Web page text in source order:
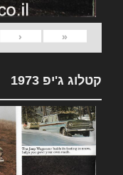
«
‹
קטלוג ג'יפ 1973